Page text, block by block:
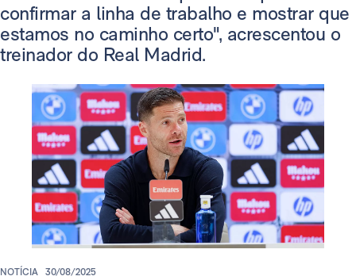
confirmar a linha de trabalho e mostrar que
estamos no caminho certo", acrescentou o
treinador do Real Madrid.
NOTÍCIA 30/08/2025